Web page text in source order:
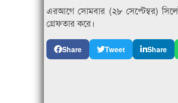
এরআগে সোমবার (২৮ সেপ্টেম্বর)
গ্রেফতার করে।
Share Tweet Share